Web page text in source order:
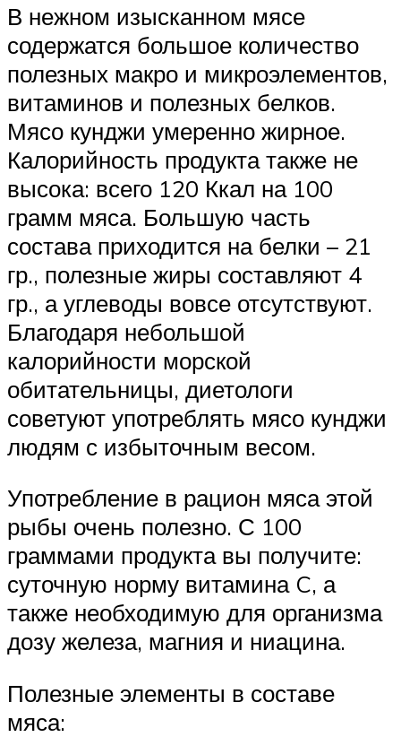
В нежном изысканном мясе
содержатся большое количество
полезных макро и микроэлементов,
витаминов и полезных белков.
Мясо кунджи умеренно жирное.
Калорийность продукта также не
высока: всего 120 Ккал на 100
грамм мяса. Большую часть
состава приходится на белки – 21
гр., полезные жиры составляют 4
гр., а углеводы вовсе отсутствуют.
Благодаря небольшой
калорийности морской
обитательницы, диетологи
советуют употреблять мясо кунджи
людям с избыточным весом.
Употребление в рацион мяса этой
рыбы очень полезно. С 100
граммами продукта вы получите:
суточную норму витамина C, а
также необходимую для организма
дозу железа, магния и ниацина.
Полезные элементы в составе
мяса: